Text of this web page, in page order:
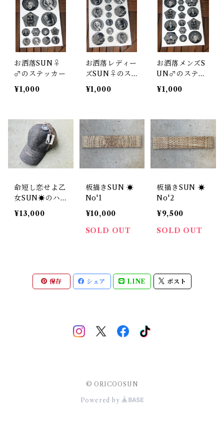
お洒落SUN♀
♂のステッカー
¥1,000
お洒落レディー
ズSUN♀のス
テッカー
¥1,000
お洒落メンズS
UN♂のステッ
カー
¥1,000
命短し恋せよ乙
女SUN☀︎のハ
ット
¥13,000
板描きSUN ☀︎
No'1
¥10,000
SOLD OUT
板描きSUN ☀︎
No'2
¥9,500
SOLD OUT
保存 シェア LINE ポスト
© ORICOOSUN
Powered by